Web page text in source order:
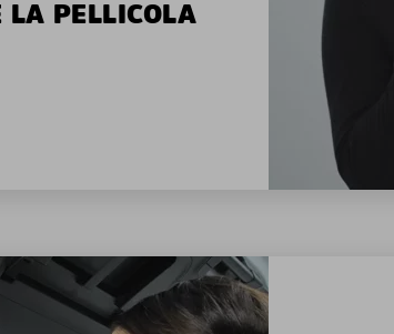
PELLICOLA